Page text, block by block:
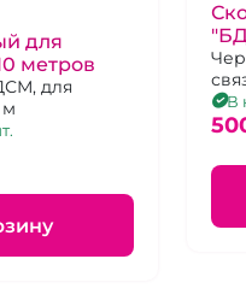
для
метров
для
м
В